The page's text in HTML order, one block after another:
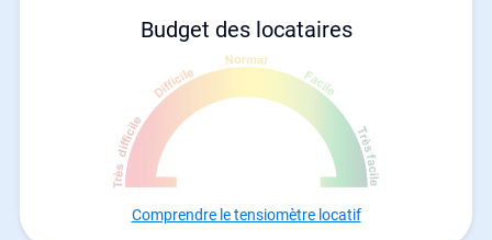
Budget des locataires
Comprendre le tensiomètre locatif